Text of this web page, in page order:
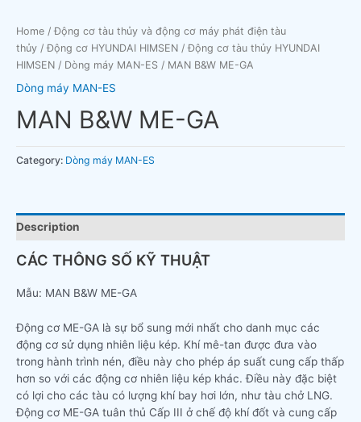
Home /Động cơ tàu thủy và động cơ máy phát điện tàu
thủy /Động cơ HYUNDAI HIMSEN /Động cơ tàu thủy HYUNDAI
HIMSEN / Dòng máy MAN-ES / MAN B&W ME-GA
Dòng máy MAN-ES
MAN B&W ME-GA
Category: Dòng máy MAN-ES
Description
CÁC THÔNG SỐ KỸ THUẬT
Mẫu: MAN B&W ME-GA
Động cơ ME-GA là sự bổ sung mới nhất cho danh mục các
động cơ sử dụng nhiên liệu kép. Khí mê-tan được đưa vào
trong hành trình nén, điều này cho phép áp suất cung cấp thấp
hơn so với các động cơ nhiên liệu kép khác. Điều này đặc biệt
có lợi cho các tàu có lượng khí bay hơi lớn, như tàu chở LNG.
Động cơ ME-GA tuân thủ Cấp III ở chế độ khí đốt và cung cấp